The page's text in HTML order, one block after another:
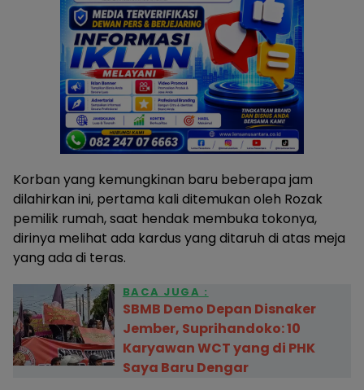
Korban yang kemungkinan baru beberapa jam
dilahirkan ini, pertama kali ditemukan oleh Rozak
pemilik rumah, saat hendak membuka tokonya,
dirinya melihat ada kardus yang ditaruh di atas meja
yang ada di teras.
BACA JUGA :
SBMB Demo Depan Disnaker
Jember, Suprihandoko: 10
Karyawan WCT yang di PHK
Saya Baru Dengar